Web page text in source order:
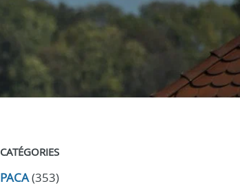
CATÉGORIES
PACA(353)